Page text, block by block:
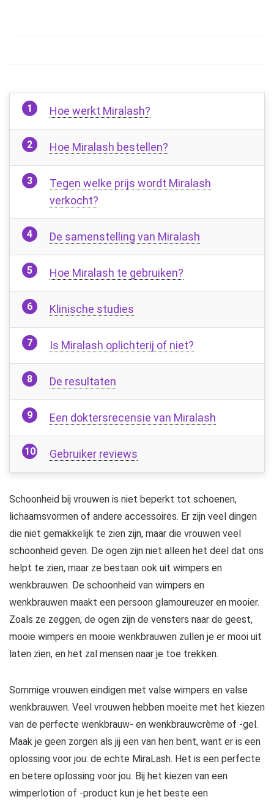
Hoe werkt Miralash?
Hoe Miralash bestellen?
Tegen welke prijs wordt Miralash
verkocht?
De samenstelling van Miralash
Hoe Miralash te gebruiken?
Klinische studies
Is Miralash oplichterij of niet?
De resultaten
Een doktersrecensie van Miralash
Gebruiker reviews
Schoonheid bij vrouwen is niet beperkt tot schoenen,
lichaamsvormen of andere accessoires. Er zijn veel dingen
die niet gemakkelijk te zien zijn, maar die vrouwen veel
schoonheid geven. De ogen zijn niet alleen het deel dat ons
helpt te zien, maar ze bestaan ​​ook uit wimpers en
wenkbrauwen. De schoonheid van wimpers en
wenkbrauwen maakt een persoon glamoureuzer en mooier.
Zoals ze zeggen, de ogen zijn de vensters naar de geest,
mooie wimpers en mooie wenkbrauwen zullen je er mooi uit
laten zien, en het zal mensen naar je toe trekken.
Sommige vrouwen eindigen met valse wimpers en valse
wenkbrauwen. Veel vrouwen hebben moeite met het kiezen
van de perfecte wenkbrauw- en wenkbrauwcrème of -gel.
Maak je geen zorgen als jij een van hen bent, want er is een
oplossing voor jou: de echte MiraLash. Het is een perfecte
en betere oplossing voor jou. Bij het kiezen van een
wimperlotion of -product kun je het beste een